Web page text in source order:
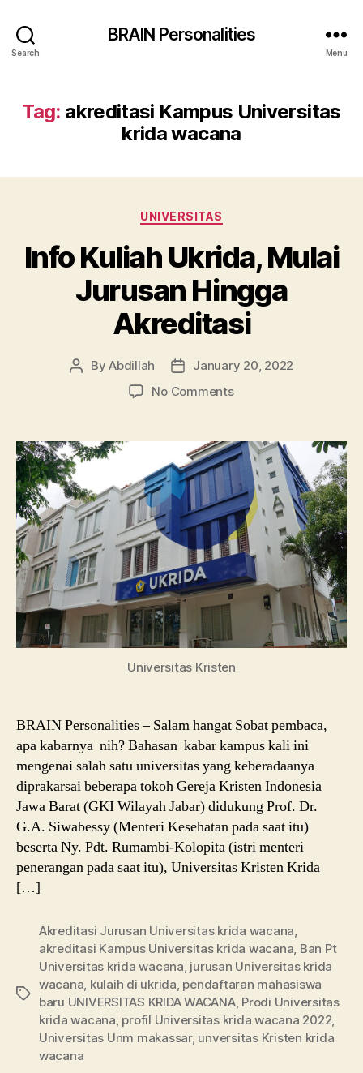
Search
BRAIN Personalities
Menu
Tag: akreditasi Kampus Universitas
krida wacana
Categories
UNIVERSITAS
Info Kuliah Ukrida, Mulai
Jurusan Hingga
Akreditasi
PostByAbdillah
Post
date
January 20, 2022
No Commentson
Ukrida,
Mulai
Jurusan
Hingga
Akreditasi
Universitas Kristen
BRAIN Personalities – Salam hangat Sobat pembaca,
apa kabarnya nih? Bahasan kabar kampus kali ini
mengenai salah satu universitas yang keberadaanya
diprakarsai beberapa tokoh Gereja Kristen Indonesia
Jawa Barat (GKI Wilayah Jabar) didukung Prof. Dr.
G.A. Siwabessy (Menteri Kesehatan pada saat itu)
beserta Ny. Pdt. Rumambi-Kolopita (istri menteri
penerangan pada saat itu), Universitas Kristen Krida
[…]
Tags
Akreditasi Jurusan Universitas krida wacana
akreditasi Kampus Universitas krida wacana Ban Pt
Universitas krida wacana jurusan Universitas krida
wacana kulaih di ukrida pendaftaran mahasiswa
baru UNIVERSITAS KRIDA WACANA, Prodi Universitas
krida wacana profil Universitas krida wacana 2022
Universitas Unm makassar, unversitas Kristen krida
wacana